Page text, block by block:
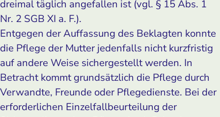
dreimal täglich angefallen ist (vgl. § 15 Abs. 1
Nr. 2 SGB XI a. F.).
Entgegen der Auffassung des Beklagten konnte
die Pflege der Mutter jedenfalls nicht kurzfristig
auf andere Weise sichergestellt werden. In
Betracht kommt grundsätzlich die Pflege durch
Verwandte, Freunde oder Pflegedienste. Bei der
erforderlichen Einzelfallbeurteilung der